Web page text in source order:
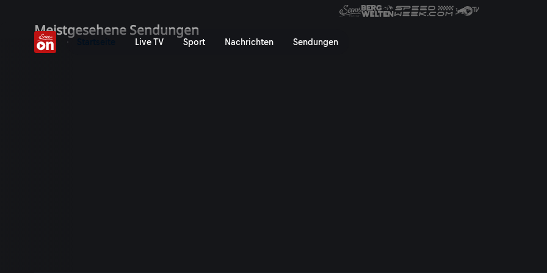
Live TV Sport Nachrichten Sendungen
ServusTV On: Livestreams, Mediathek, TV-Programm,
Meistgesehene Sendungen